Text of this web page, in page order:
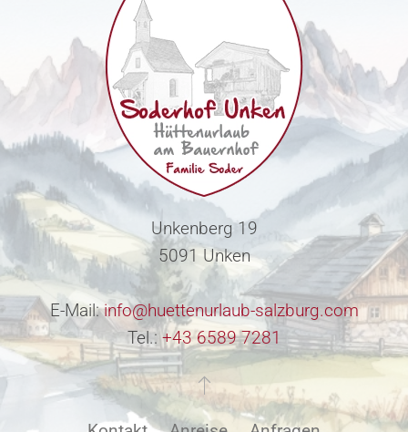
Unkenberg 19
5091 Unken
E-Mail:info@huettenurlaub-salzburg.com
Tel.: +43 6589 7281